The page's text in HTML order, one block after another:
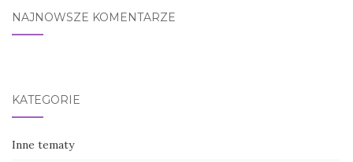
NAJNOWSZE KOMENTARZE
KATEGORIE
Inne tematy